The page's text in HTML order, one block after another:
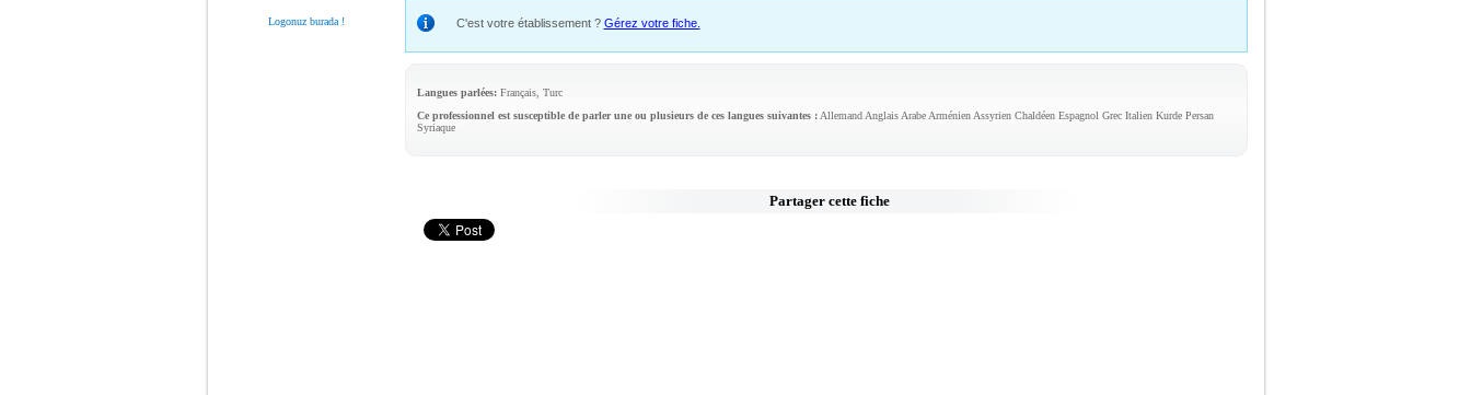
Logonuz burada ! C'est votre établissement ? Gérez votre fiche.
Langues parlées:Français, Turc
Ce professionnel est susceptible de parler une ou plusieurs de ces langues suivantes :Allemand Anglais Arabe Arménien Assyrien Chaldéen Espagnol Grec Italien Kurde Persan
Syriaque
Partager cette fiche